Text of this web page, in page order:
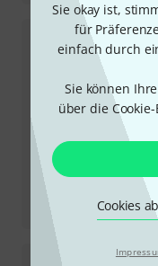
Sie okay ist,
für
einfach durch
Sie können
über die
Cookies
V6-5 Sandblasted BK